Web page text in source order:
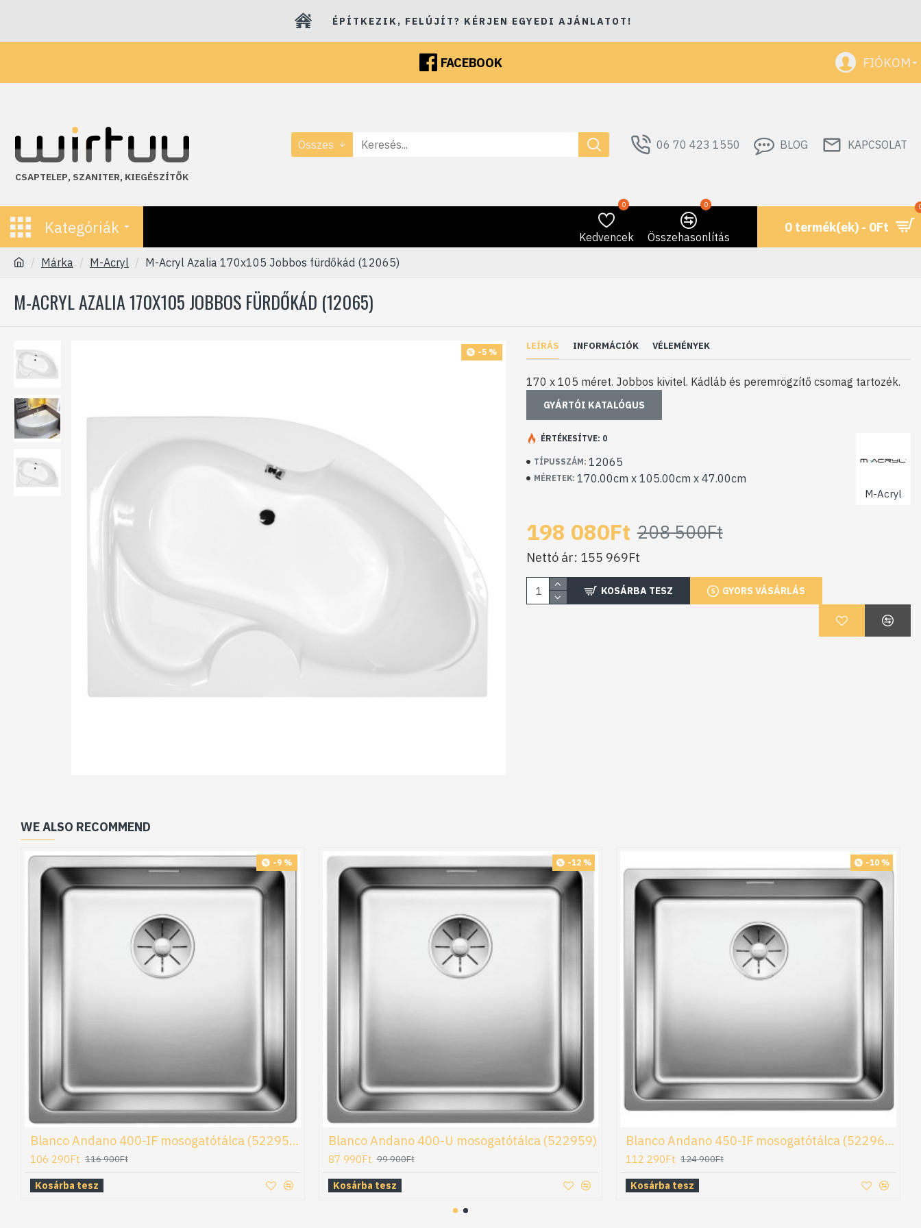
ÉPÍTKEZIK, FELÚJÍT? KÉRJEN EGYEDI AJÁNLATOT!
FACEBOOK FIÓKOM
CSAPTELEP, SZANITER, KIEGÉSZÍTŐK
Összes 06 70 423 1550 BLOG KAPCSOLAT
Kategóriák Kedvencek
0
Összehasonlítás
0
0 termék(ek) - 0Ft
Márka M-Acryl M-Acryl Azalia 170x105 Jobbos fürdőkád (12065)
M-ACRYL AZALIA 170X105 JOBBOS FÜRDŐKÁD (12065)
-5 %
LEÍRÁS INFORMÁCIÓK VÉLEMÉNYEK
170 x 105 méret. Jobbos kivitel. Kádláb és peremrögzítő csomag tartozék.
GYÁRTÓI KATALÓGUS
TÍPUSSZÁM: 12065
MÉRETEK: 170.00cm x 105.00cm x 47.00cm
M-Acryl
ÉRTÉKESÍTVE: 0
198 080Ft 208 500Ft
Nettó ár: 155 969Ft
KOSÁRBA TESZ GYORS VÁSÁRLÁS
WE ALSO RECOMMEND
-9 %
Blanco Andano 400-IF mosogatótálca (522957)
106 290Ft 116 900Ft
Kosárba tesz
-12 %
Blanco Andano 400-U mosogatótálca (522959)
87 990Ft 99 900Ft
Kosárba tesz
-10 %
Blanco Andano 450-IF mosogatótálca (522961)
112 290Ft 124 900Ft
Kosárba tesz